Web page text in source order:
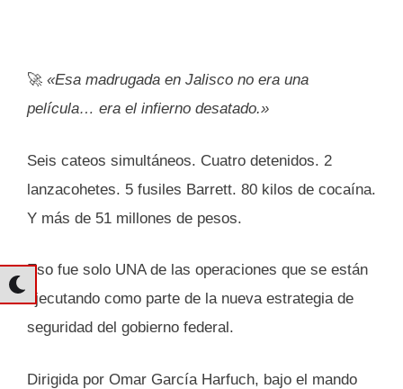
🚀 «Esa madrugada en Jalisco no era una
película… era el infierno desatado.»
Seis cateos simultáneos. Cuatro detenidos. 2
lanzacohetes. 5 fusiles Barrett. 80 kilos de cocaína.
Y más de 51 millones de pesos.
Eso fue solo UNA de las operaciones que se están
ejecutando como parte de la nueva estrategia de
seguridad del gobierno federal.
Dirigida por Omar García Harfuch, bajo el mando